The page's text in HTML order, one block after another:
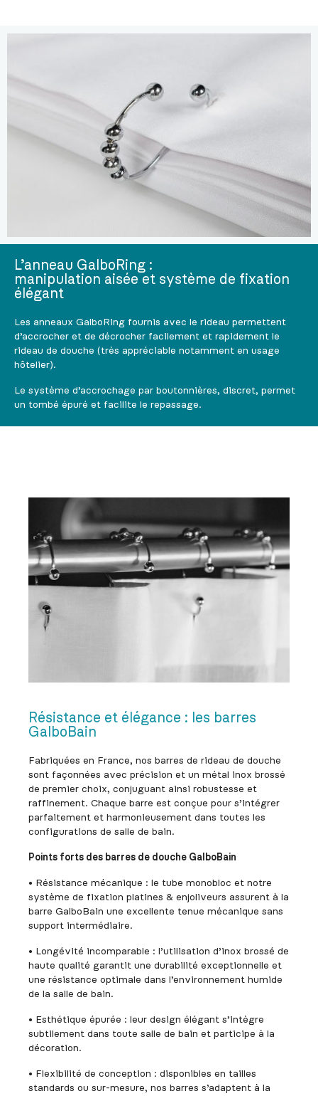
L’anneau GalboRing :
manipulation aisée et système de fixation
élégant
Les anneaux GalboRing fournis avec le rideau permettent
d’accrocher et de décrocher facilement et rapidement le
rideau de douche (très appréciable notamment en usage
hôtelier).
Le système d’accrochage par boutonnières, discret, permet
un tombé épuré et facilite le repassage.
Résistance et élégance : les barres
GalboBain
Fabriquées en France, nos barres de rideau de douche
sont façonnées avec précision et un métal inox brossé
de premier choix, conjuguant ainsi robustesse et
raffinement. Chaque barre est conçue pour s’intégrer
parfaitement et harmonieusement dans toutes les
configurations de salle de bain.
Points forts des barres de douche GalboBain
• Résistance mécanique : le tube monobloc et notre
système de fixation platines & enjoliveurs assurent à la
barre GalboBain une excellente tenue mécanique sans
support intermédiaire.
• Longévité incomparable : l’utilisation d’inox brossé de
haute qualité garantit une durabilité exceptionnelle et
une résistance optimale dans l’environnement humide
de la salle de bain.
• Esthétique épurée : leur design élégant s’intègre
subtilement dans toute salle de bain et participe à la
décoration.
• Flexibilité de conception : disponibles en tailles
standards ou sur-mesure, nos barres s’adaptent à la